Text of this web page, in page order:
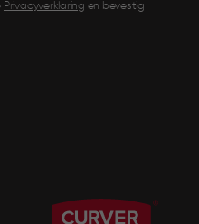
Privacyverklaring en bevestig